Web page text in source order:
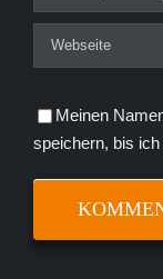
Meinen
speichern, bis